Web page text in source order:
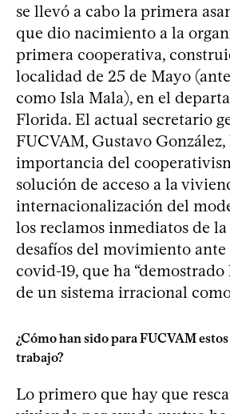
se llevó a cabo la primera
que dio nacimiento a la
primera cooperativa,
localidad de 25 de Mayo
como Isla Mala), en el
Florida. El actual secretario
FUCVAM, Gustavo
importancia del
solución de acceso a la
internacionalización del
los reclamos inmediatos de
desafíos del movimiento
covid-19, que ha
de un sistema irracional
¿Cómo han sido para FUCVAM
trabajo?
Lo primero que hay que